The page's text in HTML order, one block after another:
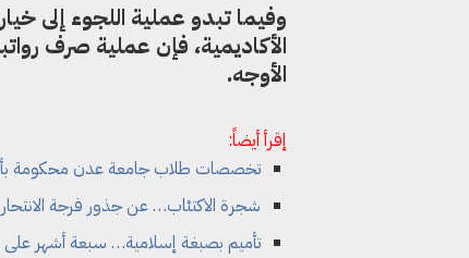
وفيما تبدو عملية اللجوء إلى
الأكاديمية، فإن عملية صرف
الأوجه.
إقرأ أيضاً:
تخصصات طلاب جامعة عدن محكومة
شجرة الاكتئاب… عن جذور فرجة
تأميم بصبغة إسلامية… سبعة أشهر